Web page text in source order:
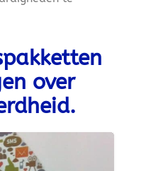
over